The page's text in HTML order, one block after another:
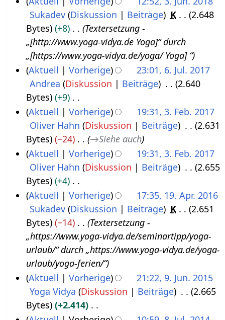
e
i
u
n
g
s
u
a
m
m
e
n
a
s
s
u
n
2S
m
2
i
B
a
r
b
e
i
t
u
n
g
s
u
m
m
e
n
0
Sukadev Diskussion Beiträge K
2.648
Bytes
+8
Textersetzung -
„[http://www.yoga-vidya.de Yoga]“ durch
„[https://www.yoga-vidya.de/yoga/ Yoga] “
J
1
Aktuell Vorherige
23:01, 6. Jul. 2017
Andrea Diskussion Beiträge
2.640
Bytes
+9
K
i
n
B
e
a
r
e
i
t
u
n
g
F
1
Aktuell Vorherige
19:31, 3. Feb. 2017
Oliver Hahn Diskussion Beiträge
2.631
Bytes
−24 →Siehe auch
Aktuell
Vorherige
19:31, 3. Feb. 2017
Oliver Hahn Diskussion Beiträge
2.655
Bytes
+4
K
i
e
B
e
a
r
b
Aktuell Vorherige
17:35, 19. Apr. 2016
Sukadev Diskussion Beiträge K
2.651
Bytes
−14
Textersetzung -
„https://www.yoga-vidya.de/seminartipp/yoga-
urlaub/“ durch „https://www.yoga-vidya.de/yoga-
urlaub/yoga-ferien/“
Aktuell Vorherige
21:22, 9. Jun. 2015
Yoga Vidya Diskussion Beiträge
2.665
Bytes
+2.414